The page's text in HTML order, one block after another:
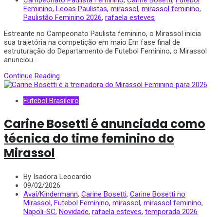
Feminino, Leoas Paulistas, mirassol, mirassol feminino,
Paulistão Feminino 2026, rafaela esteves
Estreante no Campeonato Paulista feminino, o Mirassol inicia
sua trajetória na competição em maio Em fase final de
estruturação do Departamento de Futebol Feminino, o Mirassol
anunciou...
Continue Reading
Futebol Brasileiro
Carine Bosetti é anunciada como
técnica do time feminino do
Mirassol
By Isadora Leocardio
09/02/2026
Avaí/Kindermann, Carine Bosetti, Carine Bosetti no
Mirassol, Futebol Feminino, mirassol, mirassol feminino,
Napoli-SC, Novidade, rafaela esteves, temporada 2026